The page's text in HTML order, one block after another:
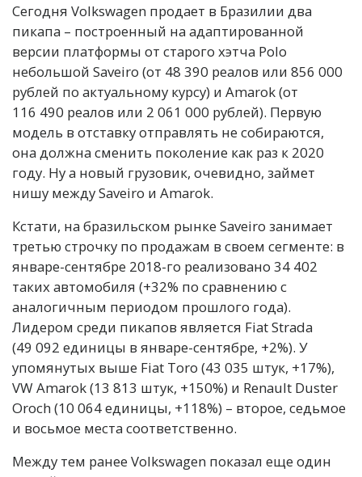
Сегодня Volkswagen продает в Бразилии два
пикапа – построенный на адаптированной
версии платформы от старого хэтча Polo
небольшой Saveiro (от 48 390 реалов или 856 000
рублей по актуальному курсу) и Amarok (от
116 490 реалов или 2 061 000 рублей). Первую
модель в отставку отправлять не собираются,
она должна сменить поколение как раз к 2020
году. Ну а новый грузовик, очевидно, займет
нишу между Saveiro и Amarok.
Кстати, на бразильском рынке Saveiro занимает
третью строчку по продажам в своем сегменте: в
январе-сентябре 2018-го реализовано 34 402
таких автомобиля (+32% по сравнению с
аналогичным периодом прошлого года).
Лидером среди пикапов является Fiat Strada
(49 092 единицы в январе-сентябре, +2%). У
упомянутых выше Fiat Toro (43 035 штук, +17%),
VW Amarok (13 813 штук, +150%) и Renault Duster
Oroch (10 064 единицы, +118%) – второе, седьмое
и восьмое места соответственно.
Между тем ранее Volkswagen показал еще один